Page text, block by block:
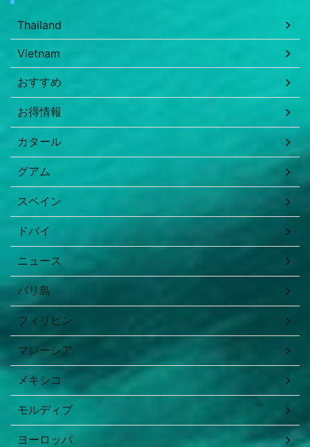
Thailand
Vietnam
おすすめ
お得情報
カタール
グアム
スペイン
ドバイ
ニュース
バリ島
フィリピン
マレーシア
メキシコ
モルディブ
ヨーロッパ